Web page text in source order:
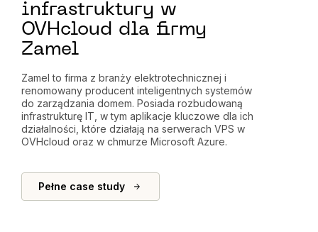
infrastruktury w
OVHcloud dla firmy
Zamel
Zamel to firma z branży elektrotechnicznej i
renomowany producent inteligentnych systemów
do zarządzania domem. Posiada rozbudowaną
infrastrukturę IT, w tym aplikacje kluczowe dla ich
działalności, które działają na serwerach VPS w
OVHcloud oraz w chmurze Microsoft Azure.
Pełne case study